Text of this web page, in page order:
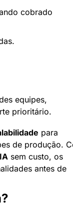
cobrado
equipes,
prioritário.
para
de produção.
sem custo, os
antes de